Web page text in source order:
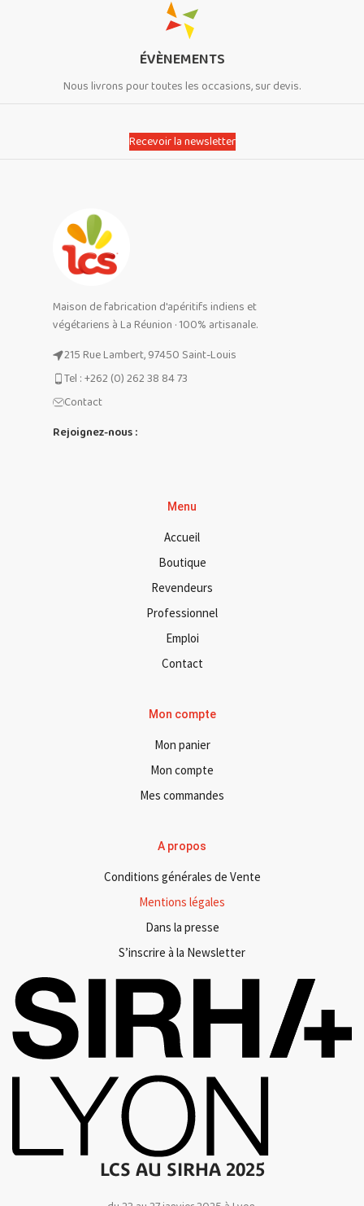
ÉVÈNEMENTS
Nous livrons pour toutes les occasions, sur devis.
Recevoir la newsletter
Maison de fabrication d'apéritifs indiens et
végétariens à La Réunion · 100% artisanale.
215 Rue Lambert, 97450 Saint-Louis
Tel : +262 (0) 262 38 84 73
Contact
Rejoignez-nous :
Menu
Accueil
Boutique
Revendeurs
Professionnel
Emploi
Contact
Mon compte
Mon panier
Mon compte
Mes commandes
A propos
Conditions générales de Vente
Mentions légales
Dans la presse
S’inscrire à la Newsletter
LCS AU SIRHA 2025